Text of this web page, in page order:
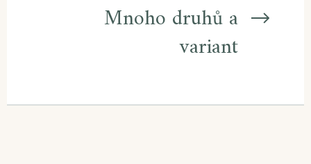
Mnoho druhů a
variant